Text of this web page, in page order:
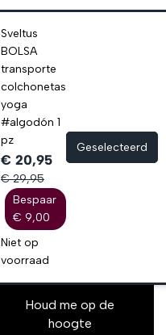
Sveltus
BOLSA
transporte
colchonetas
yoga
#algodón 1
pz
€ 20,95
€ 29,95
Bespaar
€ 9,00
Niet op
voorraad
Geselecteerd
Houd me op de
hoogte